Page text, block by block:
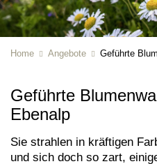
Home Angebote Geführte
Geführte
Ebenalp
Sie strahlen in kräftigen
und sich doch so zart,